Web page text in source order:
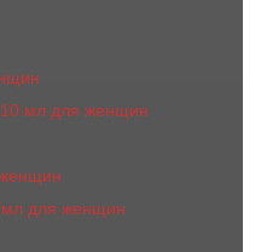
мл для женщин
для женщин